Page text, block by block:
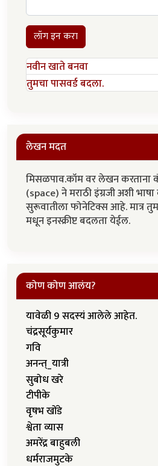
लॉग इन करा
नवीन खाते बनवा
तुमचा पासवर्ड बदला.
लेखन मदत
मिसळपाव.कॉम वर लेखन करताना
(space) ने मराठी इंग्रजी अशी
सुरूवातीला फोनेटिक्स आहे. मात्र
मधून इनस्क्रीप्ट बदलता येईल.
कोण कोण आलंय?
यावेळी 9 सदस्यं आलेले आहेत.
चंद्रसूर्यकुमार
गवि
अनन्त्_यात्री
सुबोध खरे
टीपीके
वृषभ खोंडे
श्वेता व्यास
अमरेंद्र बाहुबली
धर्मराजमुटके